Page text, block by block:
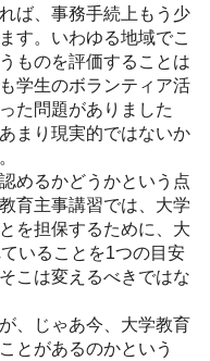
ば、事務手続上もう少
す。いわゆる地域でこ
ものを評価することは
学生のボランティア活
た問題がありました
まり現実的ではないか
めるかどうかという点
育主事講習では、大学
を担保するために、大
いることを1つの目安
こは変えるべきではな
、じゃあ今、大学教育
とがあるのかという